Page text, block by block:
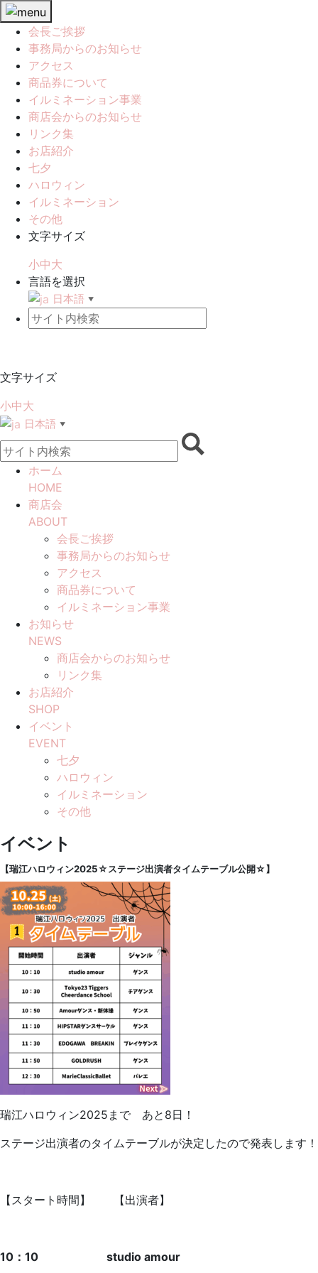
会長ご挨拶
事務局からのお知らせ
アクセス
商品券について
イルミネーション事業
商店会からのお知らせ
リンク集
お店紹介
七夕
ハロウィン
イルミネーション
その他
文字サイズ
小中大
言語を選択
日本語 ▼
文字サイズ
小中大
日本語 ▼
ホーム
HOME
商店会
ABOUT
会長ご挨拶
事務局からのお知らせ
アクセス
商品券について
イルミネーション事業
お知らせ
NEWS
商店会からのお知らせ
リンク集
お店紹介
SHOP
イベント
EVENT
七夕
ハロウィン
イルミネーション
その他
イベント
【瑞江ハロウィン2025☆ステージ出演者タイムテーブル公開☆】
瑞江ハロウィン2025まで あと8日！
ステージ出演者のタイムテーブルが決定したので発表します！
【スタート時間】 【出演者】
10：10 studio amour